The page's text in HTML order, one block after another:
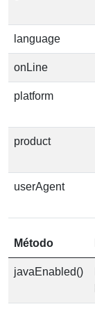
language
onLine
platform
product
userAgent
Método
javaEnabled()